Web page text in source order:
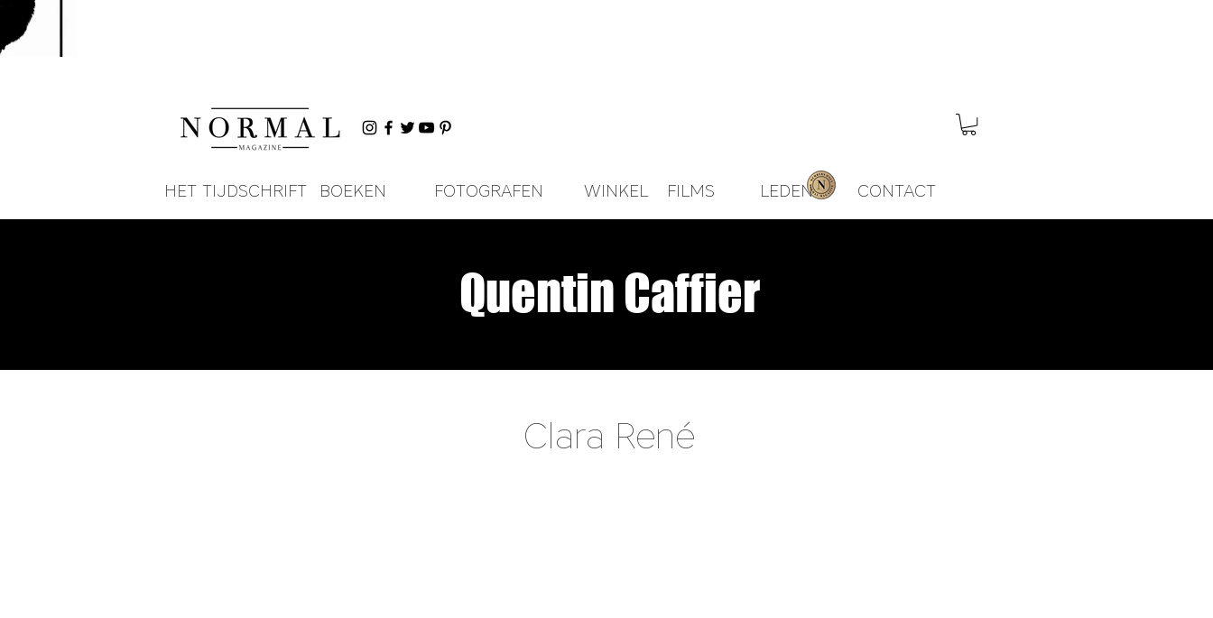
HET TIJDSCHRIFT BOEKEN FOTOGRAFEN WINKEL FILMS LEDEN CONTACT
Quentin Caffier
Clara René